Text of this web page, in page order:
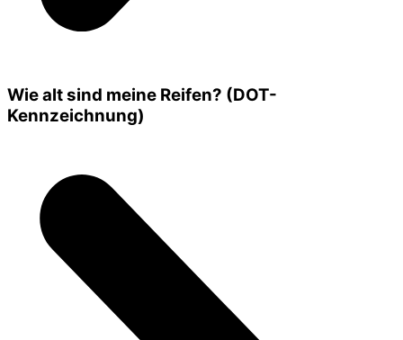
Wie alt sind meine Reifen? (DOT-
Kennzeichnung)